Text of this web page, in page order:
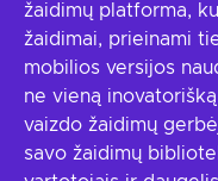
žaidimų platforma,
žaidimai, prieinami
mobilios versijos
ne vieną
vaizdo žaidimų
savo žaidimų